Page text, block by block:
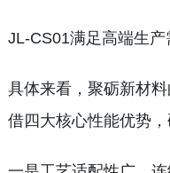
JL-CS01满足高端生产
具体来看，聚砺新材
借四大核心性能优势